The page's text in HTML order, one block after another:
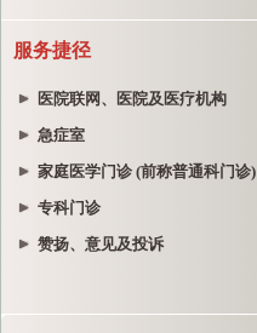
服务捷径
医院联网、医院及医疗机构
急症室
家庭医学门诊 (前称普通科门诊)
专科门诊
赞扬、意见及投诉